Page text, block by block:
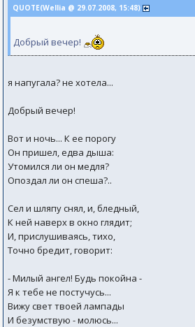
QUOTE(Wellia @ 29.07.2008, 15:48)
Добрый вечер!
я напугала? не хотела...
Добрый вечер!
Вот и ночь... К ее порогу
Он пришел, едва дыша:
Утомился ли он медля?
Опоздал ли он спеша?..
Сел и шляпу снял, и, бледный,
К ней наверх в окно глядит;
И, прислушиваясь, тихо,
Точно бредит, говорит:
- Милый ангел! Будь покойна -
Я к тебе не постучусь...
Вижу свет твоей лампады
И безумствую - молюсь...